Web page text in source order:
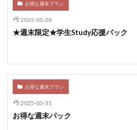
お得な週末プラン
2025-05-28
★週末限定★学生Study応援パック
お得な週末プラン
2025-03-31
お得な週末パック